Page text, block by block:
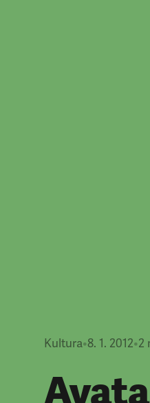
Kultura•8. 1. 2012•2